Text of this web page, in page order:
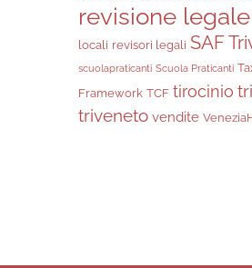
revisione legale
locali revisori legali SAF
scuolapraticanti Scuola Praticanti
Framework TCF tirocinio
triveneto vendite